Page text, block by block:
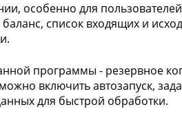
особенно для
список входящих и
программы - резервное
включить автозапуск,
для быстрой обработки.